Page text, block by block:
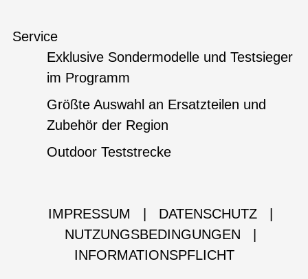
Service
Exklusive Sondermodelle und Testsieger
im Programm
Größte Auswahl an Ersatzteilen und
Zubehör der Region
Outdoor Teststrecke
IMPRESSUM DATENSCHUTZ
NUTZUNGSBEDINGUNGEN
INFORMATIONSPFLICHT